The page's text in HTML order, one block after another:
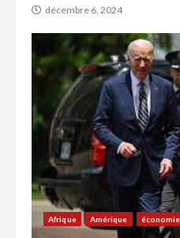
décembre 6, 2024
Afrique Amérique économie,